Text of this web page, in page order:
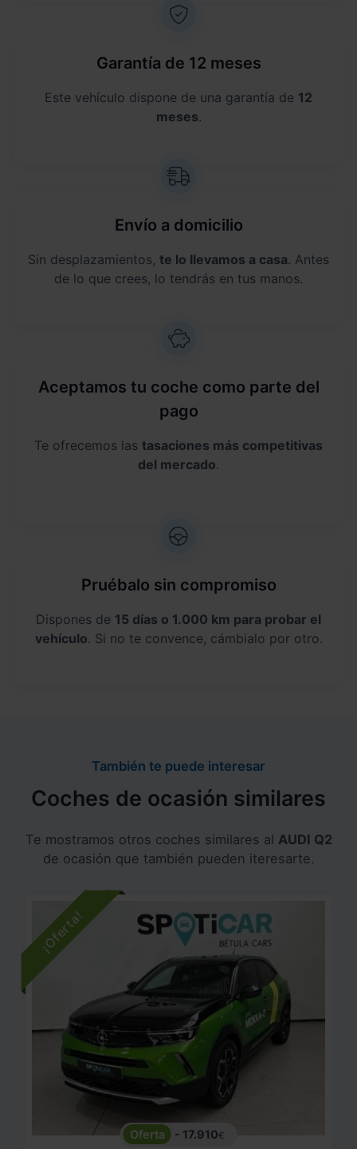
Garantía de 12 meses
Este vehículo dispone de una garantía de 12
meses.
Envío a domicilio
Sin desplazamientos, te lo llevamos a casa. Antes
de lo que crees, lo tendrás en tus manos.
Aceptamos tu coche como parte del
pago
Te ofrecemos las tasaciones más competitivas
del mercado.
Pruébalo sin compromiso
Dispones de 15 días o 1.000 km para probar el
vehículo. Si no te convence, cámbialo por otro.
También te puede interesar
Coches de ocasión similares
Te mostramos otros coches similares al AUDI Q2
de ocasión que también pueden iteresarte.
- 17.910€